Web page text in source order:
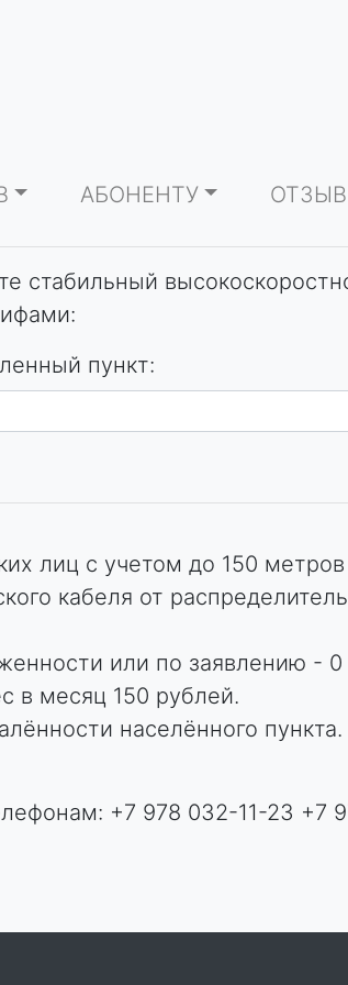
АБОНЕНТУ
стабильный
пункт:
лиц с учетом до 150
кабеля от
или по заявлению - 0
в месяц 150 рублей.
населённого пункта.
+7 978 032-11-23 +7